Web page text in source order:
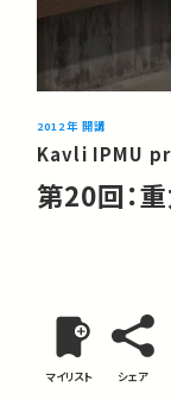
2012年 開講
Kavli IPMU
第20回：
マイリスト シェア